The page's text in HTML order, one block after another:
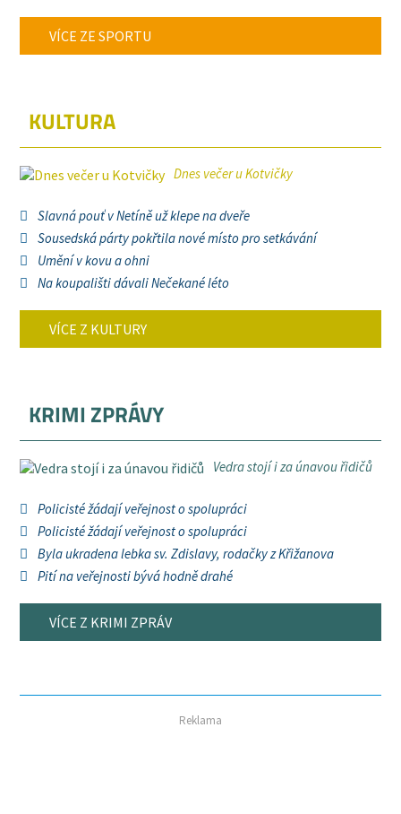
VÍCE ZE SPORTU
KULTURA
Dnes večer u Kotvičky
Slavná pouť v Netíně už klepe na dveře
Sousedská párty pokřtila nové místo pro setkávání
Umění v kovu a ohni
Na koupališti dávali Nečekané léto
VÍCE Z KULTURY
KRIMI ZPRÁVY
Vedra stojí i za únavou řidičů
Policisté žádají veřejnost o spolupráci
Policisté žádají veřejnost o spolupráci
Byla ukradena lebka sv. Zdislavy, rodačky z Křižanova
Pití na veřejnosti bývá hodně drahé
VÍCE Z KRIMI ZPRÁV
Reklama